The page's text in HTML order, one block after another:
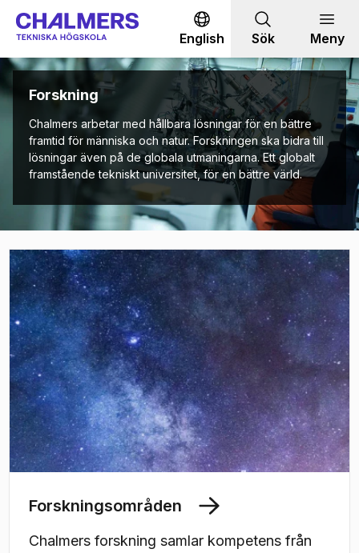
Gå till innehållet
English Sök Meny
Forskning
Chalmers arbetar med hållbara lösningar för en bättre
framtid för människa och natur. Forskningen ska bidra till
lösningar även på de globala utmaningarna. Ett globalt
framstående tekniskt universitet, för en bättre värld.
Forskningsområden
Chalmers forskning samlar kompetens från